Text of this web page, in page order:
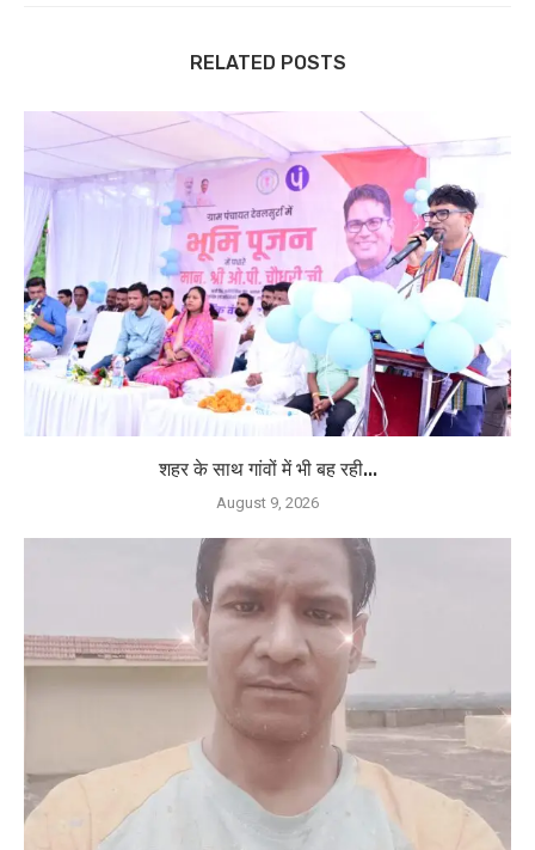
RELATED POSTS
शहर के साथ गांवों में भी बह रही...
August 9, 2026